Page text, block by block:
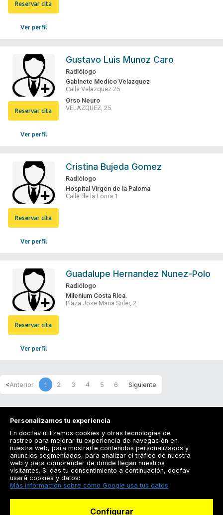
Ver perfil
Reservar cita
Ver perfil
Reservar cita
Gustavo Luis Munoz Caro
Radiólogo
Gabinete Medico Velazquez
Calle Velazquez 25
Orso Neuro
VELAZQUEZ, 25
Ver perfil
Reservar cita
Cristina Bujeda Gomez
Radiólogo
Hospital Virgen de la Paloma
Calle de la Loma 1
Ver perfil
Reservar cita
Guadalupe Hernandez Nunez-Polo
Radiólogo
Milenium Costa Rica.
Plaza Jose Maria Soler, 2
1 2 3 4 5 6
Registrarse
Docfav
Personalizamos tu experiencia
En docfav utilizamos cookies y otras tecnologías de
rastreo para mejorar tu experiencia de navegación en
nuestra web, para mostrarte contenidos personalizados y
anuncios segmentados, para analizar el tráfico de nuestra
web y para comprender de donde llegan nuestros
visitantes. Si das tu consentimiento a continuación, docfav
usará cookies y datos:
Más información sobre cómo Google usa tus datos
Configurar